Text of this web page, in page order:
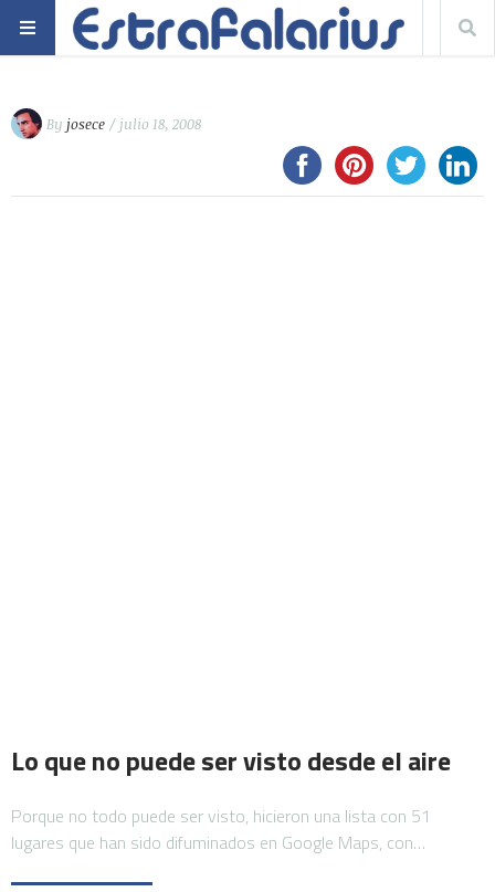
By josece / julio 18, 2008
Lo que no puede ser visto desde el aire
Porque no todo puede ser visto, hicieron una lista con 51
lugares que han sido difuminados en Google Maps, con…